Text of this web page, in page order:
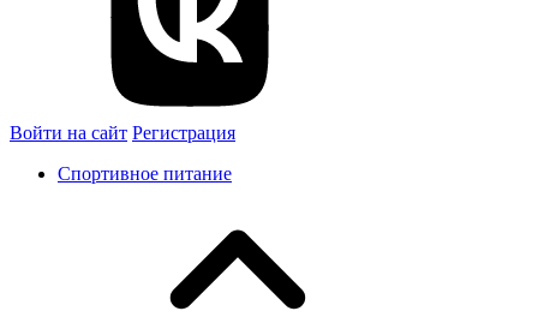
Войти на сайт Регистрация
Спортивное питание